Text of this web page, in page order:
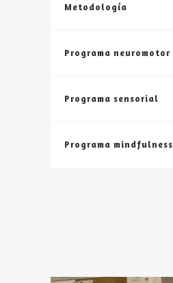
Metodología
Programa neuromotor
Programa sensorial
Programa mindfulness